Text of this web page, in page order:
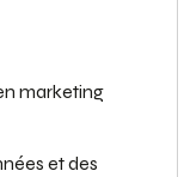
marketing
et des